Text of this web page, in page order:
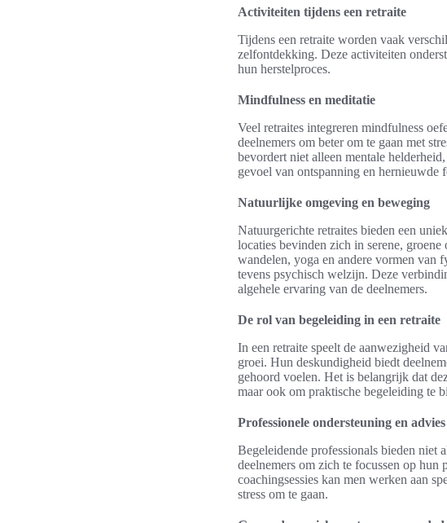
Activiteiten tijdens een retraite
Tijdens een retraite worden vaak
zelfontdekking. Deze activiteiten
hun herstelproces.
Mindfulness en meditatie
Veel retraites integreren mindfulness
deelnemers om beter om te gaan met
bevordert niet alleen mentale
gevoel van ontspanning en hernieuwde
Natuurlijke omgeving en beweging
Natuurgerichte retraites bieden een
locaties bevinden zich in serene,
wandelen, yoga en andere vormen van
tevens psychisch welzijn. Deze
algehele ervaring van de deelnemers.
De rol van begeleiding in een retraite
In een retraite speelt de aanwezigheid
groei. Hun deskundigheid biedt
gehoord voelen. Het is belangrijk dat
maar ook om praktische begeleiding te
Professionele ondersteuning en advies
Begeleidende professionals bieden niet
deelnemers om zich te focussen op
coachingsessies kan men werken aan
stress om te gaan.